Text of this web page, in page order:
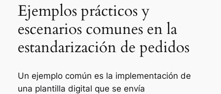
Ejemplos prácticos y
escenarios comunes en la
estandarización de pedidos
Un ejemplo común es la implementación de
una plantilla digital que se envía